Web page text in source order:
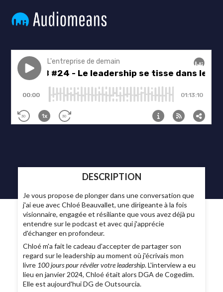
DESCRIPTION
Je vous propose de plonger dans une conversation que
j'ai eue avec Chloé Beauvallet, une dirigeante à la fois
visionnaire, engagée et résiliante que vous avez déjà pu
entendre sur le podcast et avec qui j'apprécie
d'échanger en profondeur.
Chloé m'a fait le cadeau d'accepter de partager son
regard sur le leadership au moment où j'écrivais mon
livre 100 jours pour révéler votre leadership. L'interview a eu
lieu en janvier 2024, Chloé était alors DGA de Cogedim.
Elle est aujourd'hui DG de Outsourcia.